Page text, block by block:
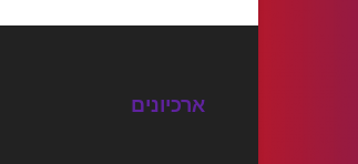
ארכיונים